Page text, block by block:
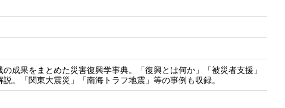
成果をまとめた災害復興学事典。「復興とは何か」「被災者支援」
。「関東大震災」「南海トラフ地震」等の事例も収録。